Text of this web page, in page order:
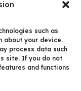
such as
about your device.
process data such
site. If you do not
and functions